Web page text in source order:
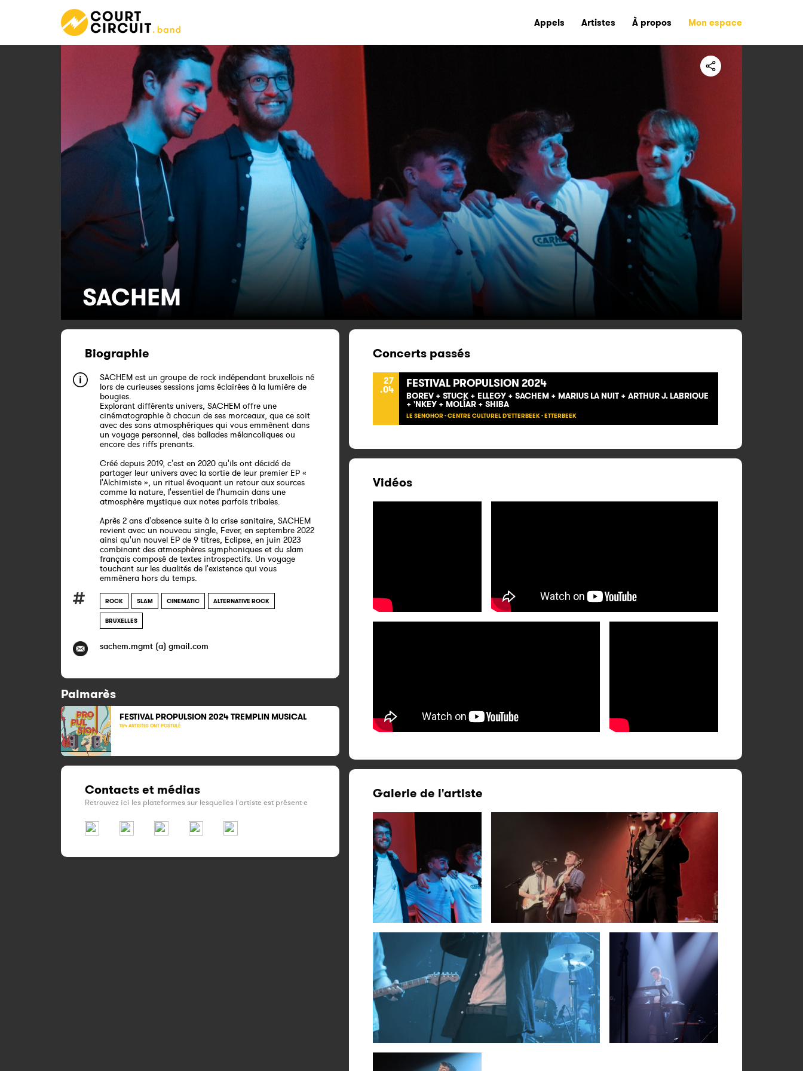
Appels Artistes À propos Mon espace
SACHEM
Biographie
SACHEM est un groupe de rock indépendant bruxellois né
lors de curieuses sessions jams éclairées à la lumière de
bougies.
Explorant différents univers, SACHEM offre une
cinématographie à chacun de ses morceaux, que ce soit
avec des sons atmosphériques qui vous emmènent dans
un voyage personnel, des ballades mélancoliques ou
encore des riffs prenants.
Créé depuis 2019, c'est en 2020 qu'ils ont décidé de
partager leur univers avec la sortie de leur premier EP «
l'Alchimiste », un rituel évoquant un retour aux sources
comme la nature, l'essentiel de l'humain dans une
atmosphère mystique aux notes parfois tribales.
Après 2 ans d'absence suite à la crise sanitaire, SACHEM
revient avec un nouveau single, Fever, en septembre 2022
ainsi qu'un nouvel EP de 9 titres, Eclipse, en juin 2023
combinant des atmosphères symphoniques et du slam
français composé de textes introspectifs. Un voyage
touchant sur les dualités de l'existence qui vous
emmènera hors du temps.
ROCK SLAM CINEMATIC ALTERNATIVE ROCK
BRUXELLES
sachem.mgmt (a) gmail.com
Palmarès
FESTIVAL PROPULSION 2024 TREMPLIN MUSICAL
154 ARTISTES ONT POSTULÉ
Contacts et médias
Retrouvez ici les plateformes sur lesquelles l'artiste est présent·e
Concerts passés
27
.04 FESTIVAL PROPULSION 2024
BOREV + STUCK + ELLEGY + SACHEM + MARIUS LA NUIT + ARTHUR J. LABRIQUE
+ 'NKEY + MOLÍ­AR + SHIBA
LE SENGHOR - CENTRE CULTUREL D'ETTERBEEK - ETTERBEEK
Vidéos
Galerie de l'artiste